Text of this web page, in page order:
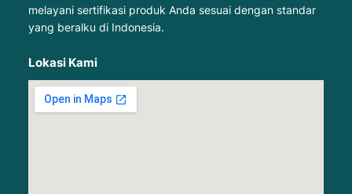
melayani sertifikasi produk Anda sesuai dengan standar
yang beralku di Indonesia.
Lokasi Kami